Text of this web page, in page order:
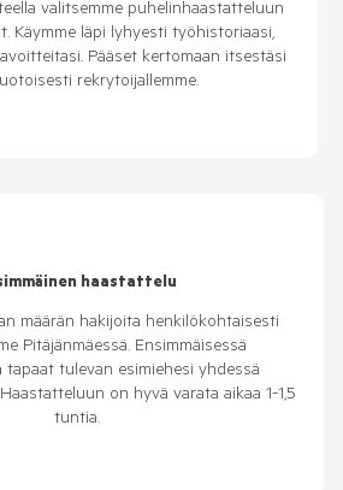
valitsemme puhelinhaastatteluun
Käymme läpi lyhyesti työhistoriaasi,
Pääset kertomaan itsestäsi
rekrytoijallemme.
haastattelu
määrän hakijoita henkilökohtaisesti
Pitäjänmäessä. Ensimmäisessä
tapaat tulevan esimiehesi yhdessä
on hyvä varata aikaa 1-1,5
tuntia.